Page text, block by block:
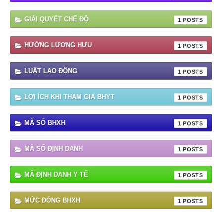
GIẢI QUYẾT CHẾ ĐỘ 1
HƯỞNG LƯƠNG HƯU 1
LUẬT LAO ĐỘNG 1
LỢI ÍCH KHI THAM GIA BHYT 1
MÃ SỐ BHXH 1
MÃ SỐ ĐỊNH DANH 1
MÃ ĐỊNH DANH Y TẾ 1
MỨC ĐÓNG BHXH 1